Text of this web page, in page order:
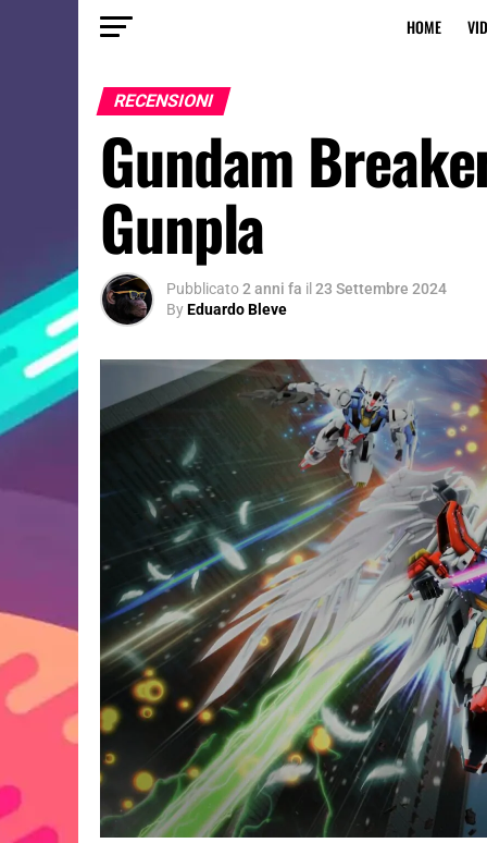
HOME
RECENSIONI
Gundam
Gunpla
Pubblicato2 anni fa il 23 Settembre 2024
ByEduardo Bleve